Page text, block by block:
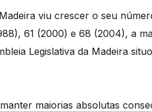
viu crescer o seu
61 (2000) e 68 (2004), a
Legislativa da Madeira
maiorias absolutas